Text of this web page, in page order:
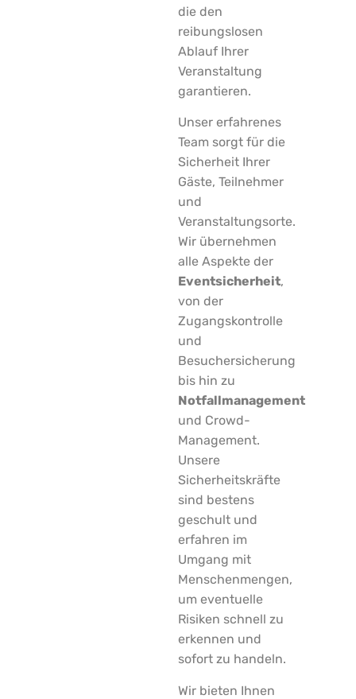
die den
reibungslosen
Ablauf Ihrer
Veranstaltung
garantieren.
Unser erfahrenes
Team sorgt für die
Sicherheit Ihrer
Gäste, Teilnehmer
und
Veranstaltungsorte.
Wir übernehmen
alle Aspekte der
Eventsicherheit,
von der
Zugangskontrolle
und
Besuchersicherung
bis hin zu
Notfallmanagement
und Crowd-
Management.
Unsere
Sicherheitskräfte
sind bestens
geschult und
erfahren im
Umgang mit
Menschenmengen,
um eventuelle
Risiken schnell zu
erkennen und
sofort zu handeln.
Wir bieten Ihnen